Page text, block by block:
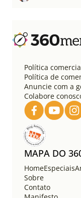
Política
Política de
Anuncie com a
Colabore
MAPA DO
HomeEspeciais
Sobre
Contato